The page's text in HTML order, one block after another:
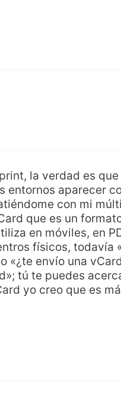
la verdad es que
entornos aparecer
con mi
que es un
en móviles, en
físicos, todavía
«¿te envío una
tú te puedes
yo creo que es